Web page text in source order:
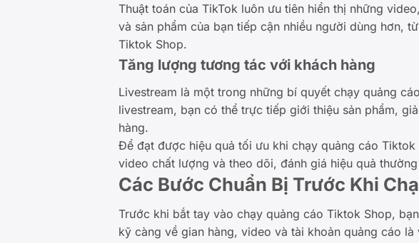
Thuật toán của TikTok luôn ưu tiên hiển thị những
và sản phẩm của bạn tiếp cận nhiều người dùng hơn,
Tiktok Shop.
Tăng lượng tương tác với khách hàng
Livestream là một trong những bí quyết chạy quảng
livestream, bạn có thể trực tiếp giới thiệu sản phẩm,
hàng.
Để đạt được hiệu quả tối ưu khi chạy quảng cáo
video chất lượng và theo dõi, đánh giá hiệu quả
Các Bước Chuẩn Bị Trước Khi
Trước khi bắt tay vào chạy quảng cáo Tiktok Shop,
kỹ càng về gian hàng, video và tài khoản quảng cáo